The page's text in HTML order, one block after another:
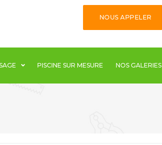
NOUS APPELER
PISCINE SUR MESURE NOS GALERIES